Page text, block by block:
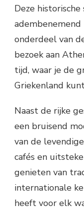
Deze
adembenemend
onderdeel van
bezoek aan
tijd, waar je de
Griekenland
Naast de rijke
een bruisend
van de
cafés en
genieten van
internationale
heeft voor elk